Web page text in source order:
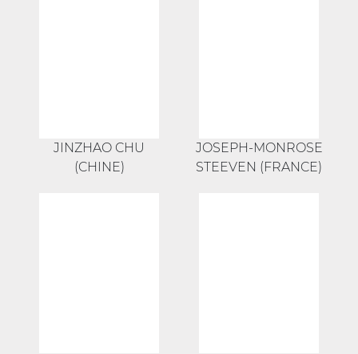
JINZHAO CHU
(CHINE)
JOSEPH-MONROSE
STEEVEN (FRANCE)